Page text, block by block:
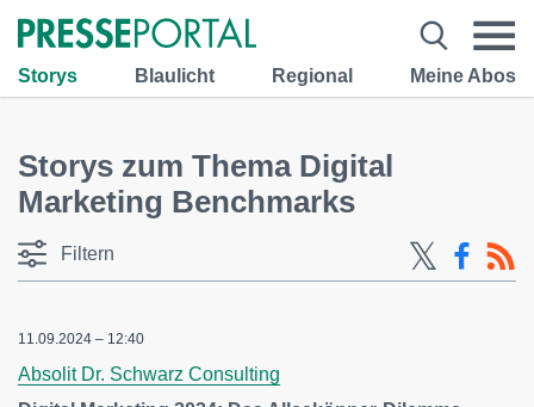
Storys Blaulicht Regional Meine Abos
Storys zum Thema Digital
Marketing Benchmarks
Filtern
11.09.2024 – 12:40
Absolit Dr. Schwarz Consulting